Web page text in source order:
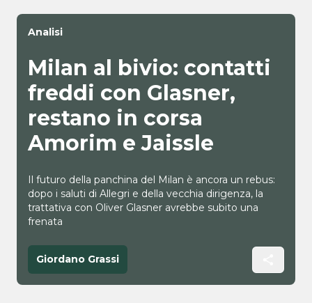
Analisi
Milan al bivio: contatti
freddi con Glasner,
restano in corsa
Amorim e Jaissle
Il futuro della panchina del Milan è ancora un rebus:
dopo i saluti di Allegri e della vecchia dirigenza, la
trattativa con Oliver Glasner avrebbe subito una
frenata
Giordano Grassi